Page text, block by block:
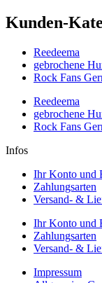
Kunden-
Reedeema
gebrochene
Rock Fans
Reedeema
gebrochene
Rock Fans
Infos
Ihr Konto und
Zahlungsarten
Versand- &
Ihr Konto und
Zahlungsarten
Versand- &
Impressum